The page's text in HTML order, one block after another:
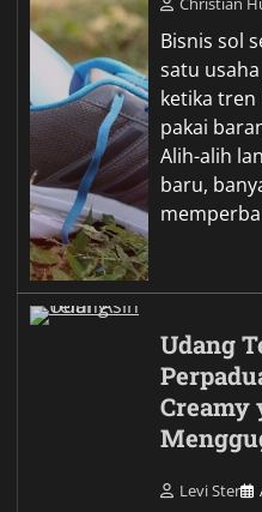
Bisnis sol
satu
ketika
pakai
Alih-alih
baru,
Udang
Creamy
Levi Ster